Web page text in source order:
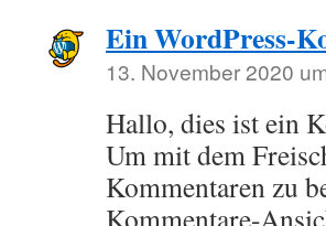
Ein WordPress-
13. November 2020
Hallo, dies ist ein
Um mit dem
Kommentaren zu
Kommentare-